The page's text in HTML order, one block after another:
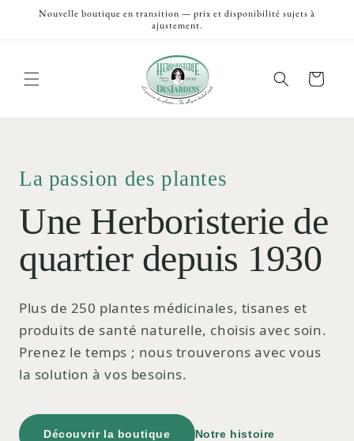
passer
Nouvelle boutique en transition — prix et disponibilité sujets à
ajustement.
Panier
La passion des plantes
Une Herboristerie de
quartier depuis 1930
Plus de 250 plantes médicinales, tisanes et
produits de santé naturelle, choisis avec soin.
Prenez le temps ; nous trouverons avec vous
la solution à vos besoins.
Découvrir la boutique Notre histoire